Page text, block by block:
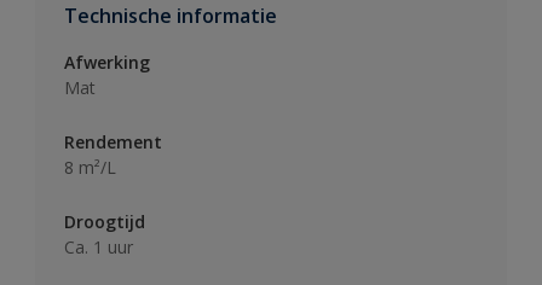
Technische informatie
Afwerking
Mat
Rendement
8 m²/L
Droogtijd
Ca. 1 uur